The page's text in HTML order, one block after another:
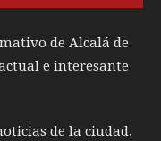
de Alcalá de
e interesante
de la ciudad,